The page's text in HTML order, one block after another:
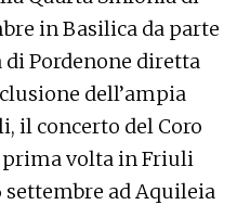
in Basilica da parte
di Pordenone diretta
dell’ampia
il concerto del Coro
volta in Friuli
settembre ad Aquileia